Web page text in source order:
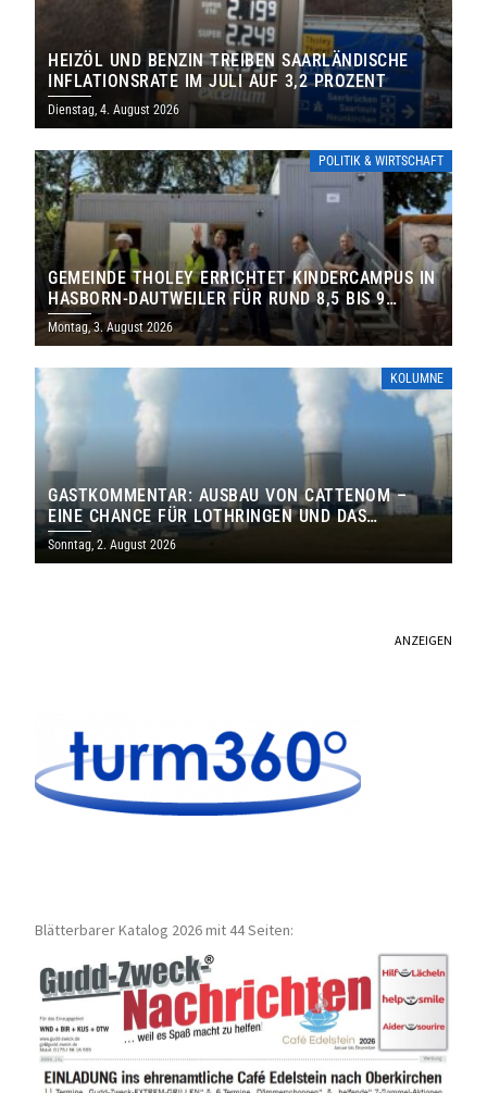
HEIZÖL UND BENZIN TREIBEN SAARLÄNDISCHE
INFLATIONSRATE IM JULI AUF 3,2 PROZENT
Dienstag, 4. August 2026
POLITIK & WIRTSCHAFT
GEMEINDE THOLEY ERRICHTET KINDERCAMPUS IN
HASBORN-DAUTWEILER FÜR RUND 8,5 BIS 9
MILLIONEN EURO
Montag, 3. August 2026
KOLUMNE
GASTKOMMENTAR: AUSBAU VON CATTENOM –
EINE CHANCE FÜR LOTHRINGEN UND DAS
SAARLAND
Sonntag, 2. August 2026
ANZEIGEN
Blätterbarer Katalog 2026 mit 44 Seiten: